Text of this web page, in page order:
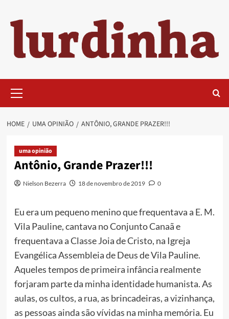
content
Menu
HOME UMA OPINIÃO ANTÔNIO, GRANDE PRAZER!!!
uma opinião
Antônio, Grande Prazer!!!
Nielson Bezerra 18 de novembro de 2019 0
Eu era um pequeno menino que frequentava a E. M.
Vila Pauline, cantava no Conjunto Canaã e
frequentava a Classe Joia de Cristo, na Igreja
Evangélica Assembleia de Deus de Vila Pauline.
Aqueles tempos de primeira infância realmente
forjaram parte da minha identidade humanista. As
aulas, os cultos, a rua, as brincadeiras, a vizinhança,
as pessoas ainda são vívidas na minha memória. Eu